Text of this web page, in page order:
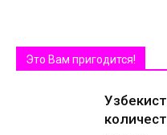
Это Вам пригодится!